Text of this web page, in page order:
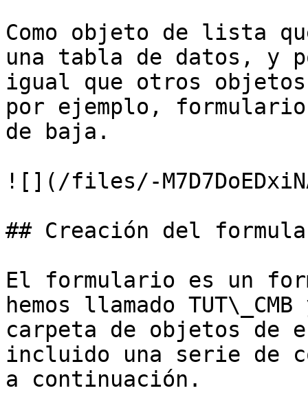
Como objeto de lista
una tabla de datos, y
igual que otros
por ejemplo,
de baja.
![](/files/-
## Creación del
El formulario es un
hemos llamado
carpeta de objetos de
incluido una serie de
a continuación.